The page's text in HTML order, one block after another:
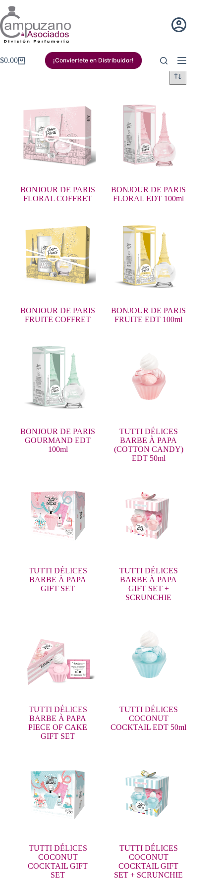
contenido
Carro
$0.00 ¡Conviertete en Distribuidor!
BONJOUR DE PARIS
FLORAL COFFRET
BONJOUR DE PARIS
FLORAL EDT 100ml
BONJOUR DE PARIS
FRUITE COFFRET
BONJOUR DE PARIS
FRUITE EDT 100ml
BONJOUR DE PARIS
GOURMAND EDT
100ml
TUTTI DÉLICES
BARBE À PAPA
(COTTON CANDY)
EDT 50ml
TUTTI DÉLICES
BARBE À PAPA
GIFT SET
TUTTI DÉLICES
BARBE À PAPA
GIFT SET +
SCRUNCHIE
TUTTI DÉLICES
BARBE À PAPA
PIECE OF CAKE
GIFT SET
TUTTI DÉLICES
COCONUT
COCKTAIL EDT 50ml
TUTTI DÉLICES
COCONUT
COCKTAIL GIFT
SET
TUTTI DÉLICES
COCONUT
COCKTAIL GIFT
SET + SCRUNCHIE